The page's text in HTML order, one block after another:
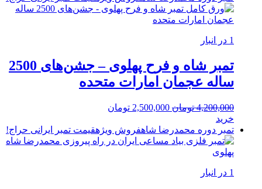
بود.
1 در انبار
تمبر شاه و فرح پهلوی – جشن‌های 2500
ساله عجمان امارات متحده
4,200,000 تومان قیمت
4,200,000 تومان
بود.
2,500,000 تومان
2,500,000 تومان.
خرید
تمبر دوره محمدرضا شاهفروش ویژهقیمت تمبر ایرانی حراج!
1 در انبار